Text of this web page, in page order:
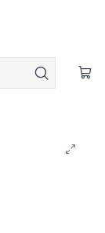
Alemana desde
juego 1kg